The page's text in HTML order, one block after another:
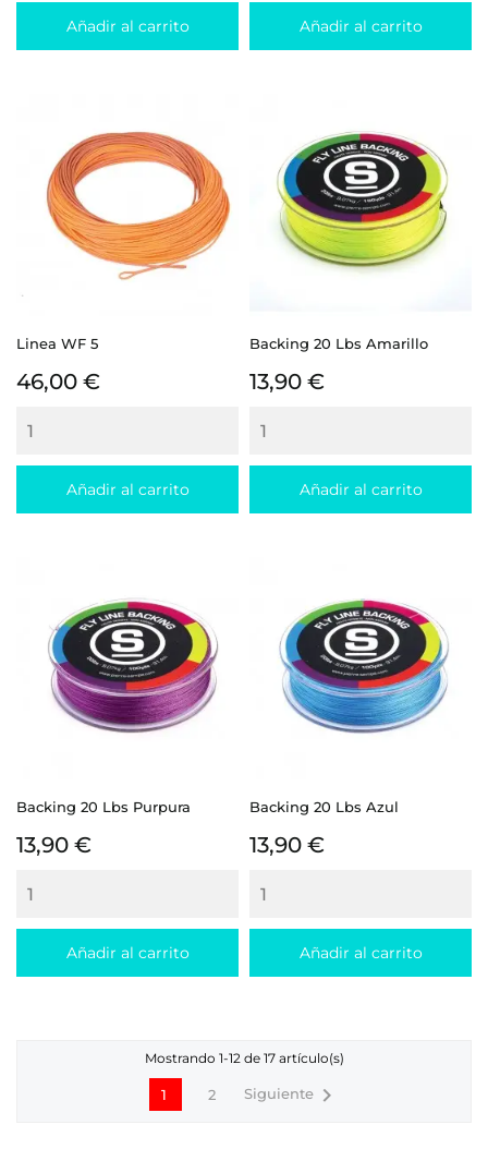
Añadir al carrito Añadir al carrito
Linea WF 5
Precio
46,00 €
Añadir al carrito
Backing 20 Lbs Amarillo
Precio
13,90 €
Añadir al carrito
Backing 20 Lbs Purpura
Precio
13,90 €
Añadir al carrito
Backing 20 Lbs Azul
Precio
13,90 €
Añadir al carrito
Mostrando 1-12 de 17 artículo(s)
1 2 Siguiente